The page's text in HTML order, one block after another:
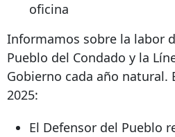
oficina
Informamos sobre la labor
Pueblo del Condado y la
Gobierno cada año natural.
2025:
El Defensor del Pueblo